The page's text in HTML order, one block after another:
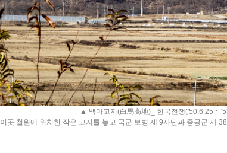
▲ 백마고지(白馬高地)_ 한국전쟁('50.6.25 ~
이곳 철원에 위치한 작은 고지를 놓고 국군 보병 제 9사단과 중공군 제